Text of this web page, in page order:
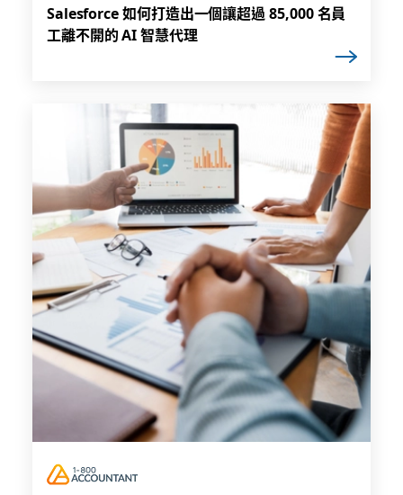
Salesforce 如何打造出一個讓超過 85,000 名員
工離不開的 AI 智慧代理